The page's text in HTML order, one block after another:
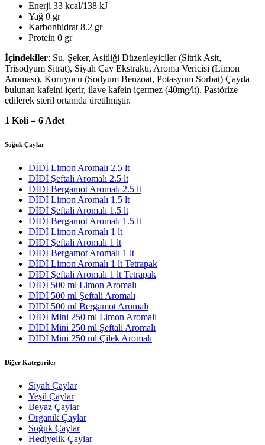
Enerji 33 kcal/138 kJ
Yağ 0 gr
Karbonhidrat 8.2 gr
Protein 0 gr
İçindekiler: Su, Şeker, Asitliği Düzenleyiciler (Sitrik Asit,
Trisodyum Sitrat), Siyah Çay Ekstraktı, Aroma Vericisi (Limon
Aroması), Koruyucu (Sodyum Benzoat, Potasyum Sorbat) Çayda
bulunan kafeini içerir, ilave kafein içermez (40mg/lt). Pastörize
edilerek steril ortamda üretilmiştir.
1 Koli = 6 Adet
Soğuk Çaylar
DİDİ Limon Aromalı 2.5 lt
DİDİ Şeftali Aromalı 2.5 lt
DİDİ Bergamot Aromalı 2.5 lt
DİDİ Limon Aromalı 1.5 lt
DİDİ Şeftali Aromalı 1.5 lt
DİDİ Bergamot Aromalı 1.5 lt
DİDİ Limon Aromalı 1 lt
DİDİ Şeftali Aromalı 1 lt
DİDİ Bergamot Aromalı 1 lt
DİDİ Limon Aromalı 1 lt Tetrapak
DİDİ Şeftali Aromalı 1 lt Tetrapak
DİDİ 500 ml Limon Aromalı
DİDİ 500 ml Şeftali Aromalı
DİDİ 500 ml Bergamot Aromalı
DİDİ Mini 250 ml Limon Aromalı
DİDİ Mini 250 ml Şeftali Aromalı
DİDİ Mini 250 ml Çilek Aromalı
Diğer Kategoriler
Siyah Çaylar
Yeşil Çaylar
Beyaz Çaylar
Organik Çaylar
Soğuk Çaylar
Hediyelik Çaylar